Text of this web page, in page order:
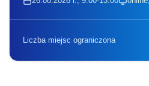
Liczba miejsc ograniczona